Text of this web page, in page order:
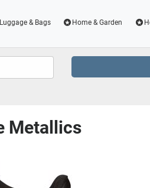
Luggage & Bags Home & Garden
Metallics